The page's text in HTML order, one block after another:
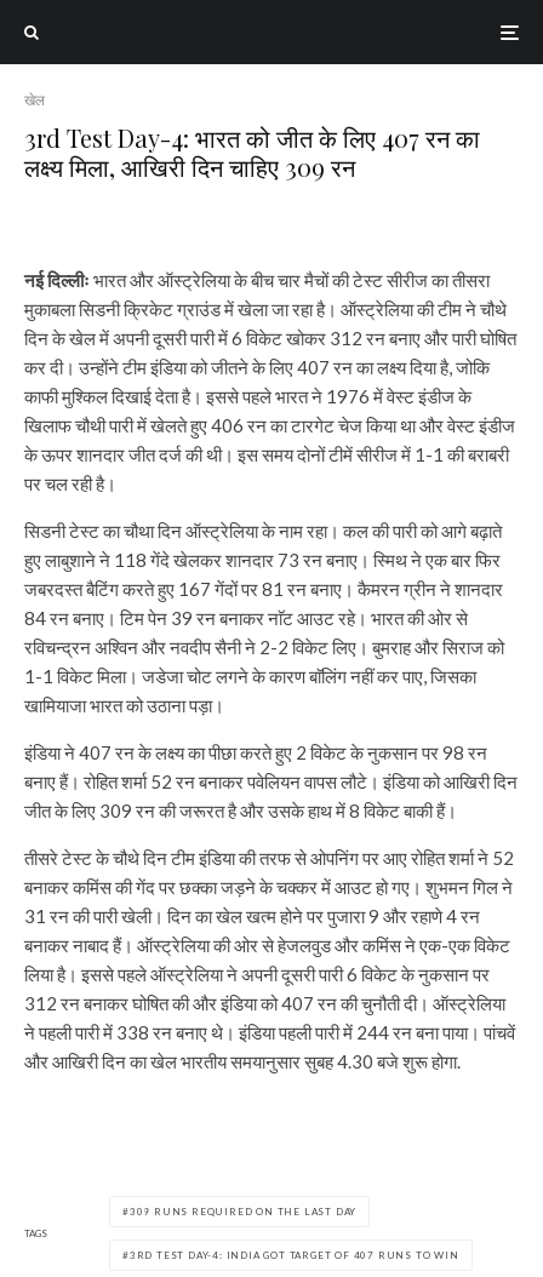
खेल
3rd Test Day-4: भारत को जीत के लिए 407 रन का
लक्ष्य मिला, आखिरी दिन चाहिए 309 रन
नई दिल्लीः भारत और ऑस्ट्रेलिया के बीच चार मैचों की टेस्ट सीरीज का तीसरा
मुकाबला सिडनी क्रिकेट ग्राउंड में खेला जा रहा है। ऑस्ट्रेलिया की टीम ने चौथे
दिन के खेल में अपनी दूसरी पारी में 6 विकेट खोकर 312 रन बनाए और पारी घोषित
कर दी। उन्होंने टीम इंडिया को जीतने के लिए 407 रन का लक्ष्य दिया है, जोकि
काफी मुश्किल दिखाई देता है। इससे पहले भारत ने 1976 में वेस्ट इंडीज के
खिलाफ चौथी पारी में खेलते हुए 406 रन का टारगेट चेज किया था और वेस्ट इंडीज
के ऊपर शानदार जीत दर्ज की थी। इस समय दोनों टीमें सीरीज में 1-1 की बराबरी
पर चल रही है।
सिडनी टेस्ट का चौथा दिन ऑस्ट्रेलिया के नाम रहा। कल की पारी को आगे बढ़ाते
हुए लाबुशाने ने 118 गेंदे खेलकर शानदार 73 रन बनाए। स्मिथ ने एक बार फिर
जबरदस्त बैटिंग करते हुए 167 गेंदों पर 81 रन बनाए। कैमरन ग्रीन ने शानदार
84 रन बनाए। टिम पेन 39 रन बनाकर नाॅट आउट रहे। भारत की ओर से
रविचन्द्रन अश्विन और नवदीप सैनी ने 2-2 विकेट लिए। बुमराह और सिराज को
1-1 विकेट मिला। जडेजा चोट लगने के कारण बाॅलिंग नहीं कर पाए, जिसका
खामियाजा भारत को उठाना पड़ा।
इंडिया ने 407 रन के लक्ष्य का पीछा करते हुए 2 विकेट के नुकसान पर 98 रन
बनाए हैं। रोहित शर्मा 52 रन बनाकर पवेलियन वापस लौटे। इंडिया को आखिरी दिन
जीत के लिए 309 रन की जरूरत है और उसके हाथ में 8 विकेट बाकी हैं।
तीसरे टेस्ट के चौथे दिन टीम इंडिया की तरफ से ओपनिंग पर आए रोहित शर्मा ने 52
बनाकर कमिंस की गेंद पर छक्का जड़ने के चक्कर में आउट हो गए। शुभमन गिल ने
31 रन की पारी खेली। दिन का खेल खत्म होने पर पुजारा 9 और रहाणे 4 रन
बनाकर नाबाद हैं। ऑस्ट्रेलिया की ओर से हेजलवुड और कमिंस ने एक-एक विकेट
लिया है। इससे पहले ऑस्ट्रेलिया ने अपनी दूसरी पारी 6 विकेट के नुकसान पर
312 रन बनाकर घोषित की और इंडिया को 407 रन की चुनौती दी। ऑस्ट्रेलिया
ने पहली पारी में 338 रन बनाए थे। इंडिया पहली पारी में 244 रन बना पाया। पांचवें
और आखिरी दिन का खेल भारतीय समयानुसार सुबह 4.30 बजे शुरू होगा.
TAGS
309 RUNS REQUIRED ON THE LAST DAY
3RD TEST DAY-4: INDIA GOT TARGET OF 407 RUNS TO WIN